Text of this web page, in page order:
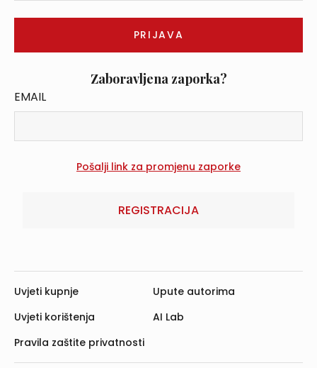
Zaboravljena zaporka?
EMAIL
REGISTRACIJA
Uvjeti kupnje
Uvjeti korištenja
Pravila zaštite privatnosti
Upute autorima
AI Lab